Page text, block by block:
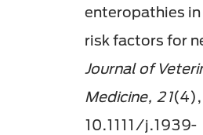
enteropathies
risk factors for
Journal of
Medicine, 21
10.1111/j.1939-